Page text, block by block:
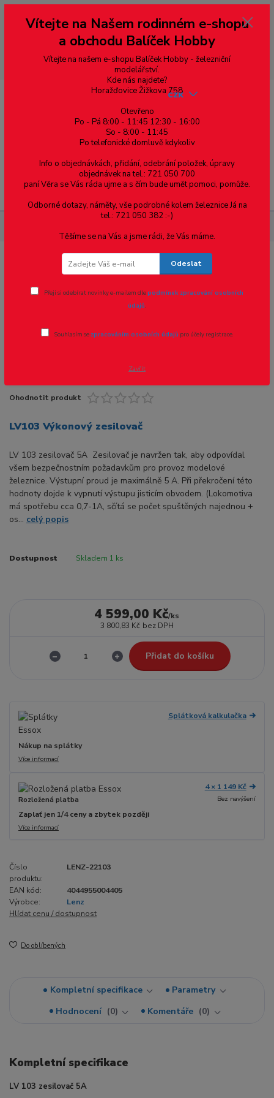
--- pro zákazníky ze Slovenska a jiných zemí, pokud chcete platit v eurech
přepněte si e-shop na euro 💶 pro přepočet měny - pravý horní roh ---
dobírky – pokud si z nějakého důvodu zásilku nevyzvednete, bude po
domluvě zaslána znovu s opětovnou platbou za poštovné, v opačném
případě bude zrušena a účet přidán na blacklist a rušeny následující
objednávky.
Menu
CZK
LV103 Výkonový zesilovač
Ohodnotit produkt
LV103 Výkonový zesilovač
LV 103 zesilovač 5A Zesilovač je navržen tak, aby odpovídal
všem bezpečnostním požadavkům pro provoz modelové
železnice. Výstupní proud je maximálně 5 A. Při překročení této
hodnoty dojde k vypnutí výstupu jisticím obvodem. (Lokomotiva
má spotřebu cca 0,7-1A, sčítá se počet spuštěných najednou +
os... celý popis
Dostupnost Skladem 1 ks
4 599,00 Kč/ks
3 800,83 Kč bez DPH
Přidat do košíku
Splátková kalkulačka
Nákup na splátky
Více informací
Rozložená platba
4 × 1 149 Kč
Bez navýšení
Zaplať jen 1/4 ceny a zbytek později
Více informací
Číslo
produktu:
LENZ-22103
EAN kód:
4044955004405
Výrobce:
Lenz
Hlídat cenu / dostupnost
Do oblíbených
Kompletní specifikace
Parametry
Hodnocení
0 Komentáře 0
Kompletní specifikace
LV 103 zesilovač 5A
Vítejte na Našem rodinném e-shopu
a obchodu Balíček Hobby
Vítejte na našem e-shopu Balíček Hobby - železniční
modelářství.
Kde nás najdete?
Horažďovice Žižkova 758
Otevřeno
Po - Pá 8:00 - 11:45 12:30 - 16:00
So - 8:00 - 11:45
Po telefonické domluvě kdykoliv
Info o objednávkách, přidání, odebrání položek, úpravy
objednávek na tel.: 721 050 700
paní Věra se Vás ráda ujme a s čím bude umět pomoci, pomůže.
Odborné dotazy, náměty, vše podrobné kolem železnice Já na
tel.: 721 050 382 :-)
Těšíme se na Vás a jsme rádi, že Vás máme.
Odeslat
Přeji si odebírat novinky e-mailem dlepodmínek zpracování osobních
údajů.
Souhlasím se zpracováním osobních údajů pro účely registrace.
Zavřít